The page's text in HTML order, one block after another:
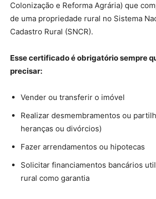
Colonização e Reforma Agrária) que
de uma propriedade rural no Sistema
Cadastro Rural (SNCR).
Esse certificado é obrigatório sempre
precisar:
Vender ou transferir o imóvel
Realizar desmembramentos ou
heranças ou divórcios)
Fazer arrendamentos ou hipotecas
Solicitar financiamentos bancários
rural como garantia